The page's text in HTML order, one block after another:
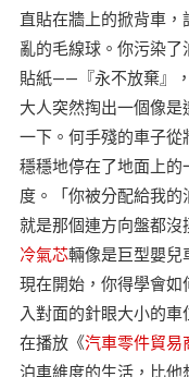
直貼在牆上的掀背車
亂的毛線球。你污染
貼紙——『永不放棄』
大人突然掏出一個像
一下。何手殘的車子從
穩穩地停在了地面上
度。「你被分配給我
就是那個連方向盤都
冷氣芯輛像是巨型嬰兒
現在開始，你得學會
入對面的針眼大小的
在播放《汽車零件貿易
泊車維度的生活，比他